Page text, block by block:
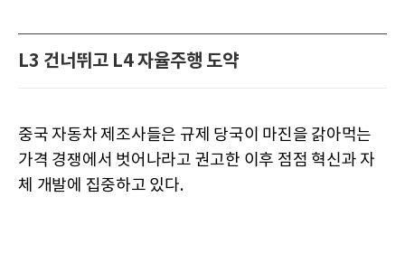
L3 건너뛰고 L4 자율주행 도약
중국 자동차 제조사들은 규제 당국이 마진을 갉아먹는
가격 경쟁에서 벗어나라고 권고한 이후 점점 혁신과 자
체 개발에 집중하고 있다.